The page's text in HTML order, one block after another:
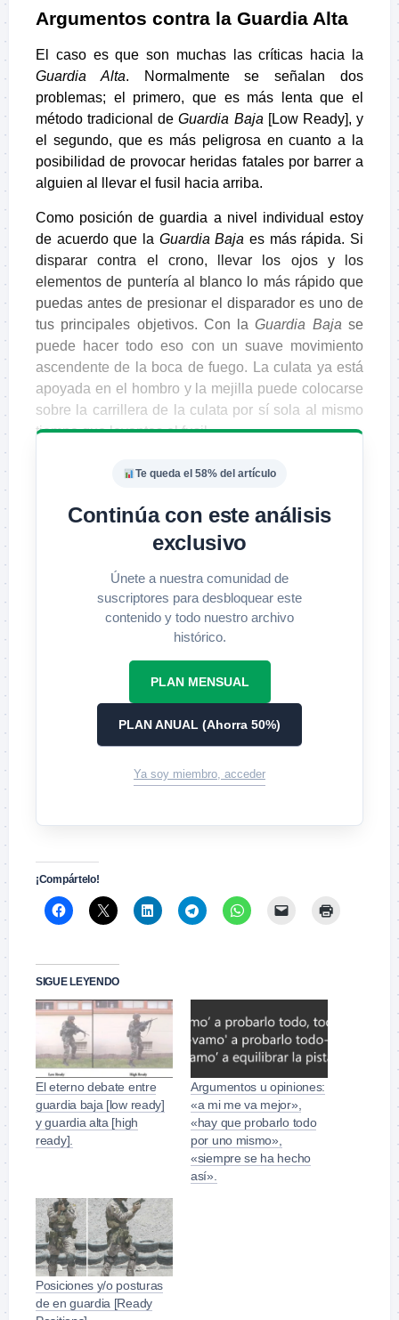
Argumentos contra la Guardia Alta
El caso es que son muchas las críticas hacia la
Guardia Alta. Normalmente se señalan dos
problemas; el primero, que es más lenta que el
método tradicional deGuardia Baja [Low Ready], y
el segundo, que es más peligrosa en cuanto a la
posibilidad de provocar heridas fatales por barrer a
alguien al llevar el fusil hacia arriba.
Como posición de guardia a nivel individual estoy
de acuerdo que la Guardia Baja es más rápida. Si
disparar contra el crono, llevar los ojos y los
elementos de puntería al blanco lo más rápido que
puedas antes de presionar el disparador es uno de
tus principales objetivos. Con laGuardia Baja se
puede hacer todo eso con un suave movimiento
ascendente de la boca de fuego. La culata ya está
apoyada en el hombro y la mejilla puede colocarse
sobre la carrillera de la culata por sí sola al mismo
tiempo que levantas el fusil.
Te queda el 58% del artículo
Continúa con este análisis
exclusivo
Únete a nuestra comunidad de
suscriptores para desbloquear este
contenido y todo nuestro archivo
histórico.
PLAN MENSUAL
PLAN ANUAL (Ahorra 50%)
Ya soy miembro, acceder
¡Compártelo!
SIGUE LEYENDO
El eterno debate entre
guardia baja [low ready]
y guardia alta [high
ready].
Argumentos u opiniones:
«a mi me va mejor»,
«hay que probarlo todo
por uno mismo»,
«siempre se ha hecho
así».
Posiciones y/o posturas
de en guardia [Ready